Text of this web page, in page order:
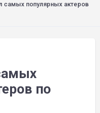
самых популярных актеров
по